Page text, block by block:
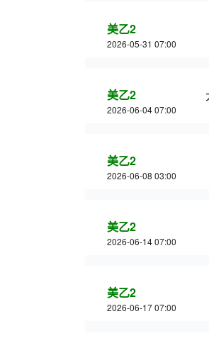
美乙2
2026-05-31 07:00
美乙2
2026-06-04 07:00
美乙2
2026-06-08 03:00
美乙2
2026-06-14 07:00
美乙2
2026-06-17 07:00